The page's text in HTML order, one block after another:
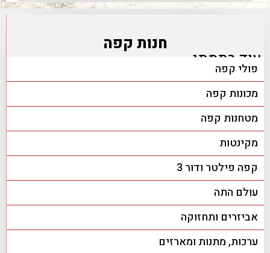
חנות קפה
פולי קפה
מכונות קפה
מטחנות קפה
מקינטות
קפה פילטר ודור 3
עולם התה
אביזרים ותחזוקה
ערכות, מתנות ומארזים
עוד בתמתי